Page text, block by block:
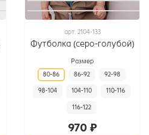
арт. 2104-133
Футболка (серо-голубой)
Размер
80-86 86-92 92-98
98-104 104-110 110-116
116-122
970 ₽